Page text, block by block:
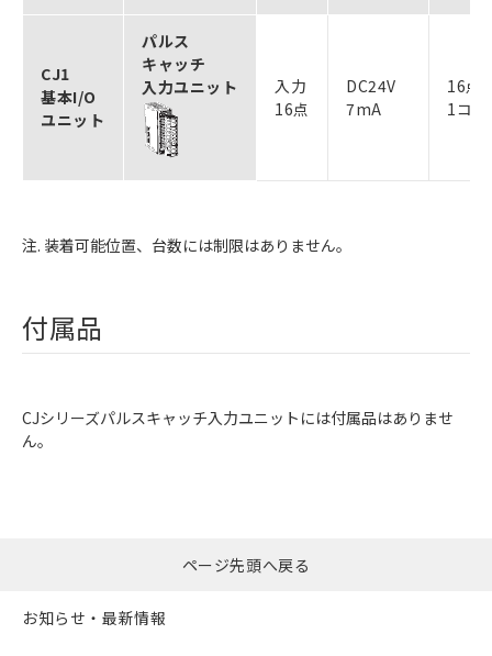
CJ1
基本I/O
ユニット
パルス
キャッチ
入力ユニット
入力
16点
DC24V
7mA
16点
1コ
注. 装着可能位置、台数には制限はありません。
付属品
CJシリーズパルスキャッチ入力ユニットには付属品はありませ
ん。
ページ先頭へ戻る
お知らせ・最新情報